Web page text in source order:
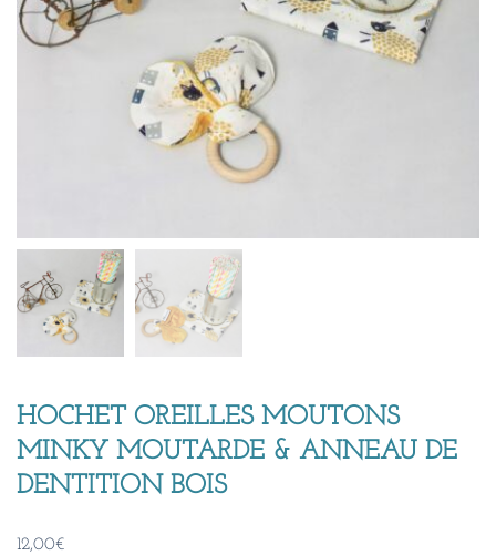
HOCHET OREILLES MOUTONS
MINKY MOUTARDE & ANNEAU DE
DENTITION BOIS
12,00€